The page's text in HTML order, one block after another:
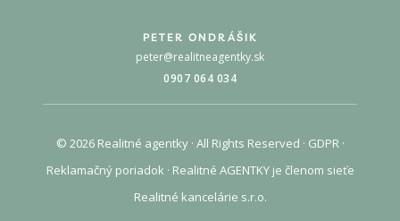
PETER ONDRÁŠIK
peter@realitneagentky.sk
0907 064 034
© 2026 Realitné agentky · All Rights Reserved · GDPR·
Reklamačný poriadok· Realitné AGENTKY je členom sieťe
Realitné kancelárie s.r.o.